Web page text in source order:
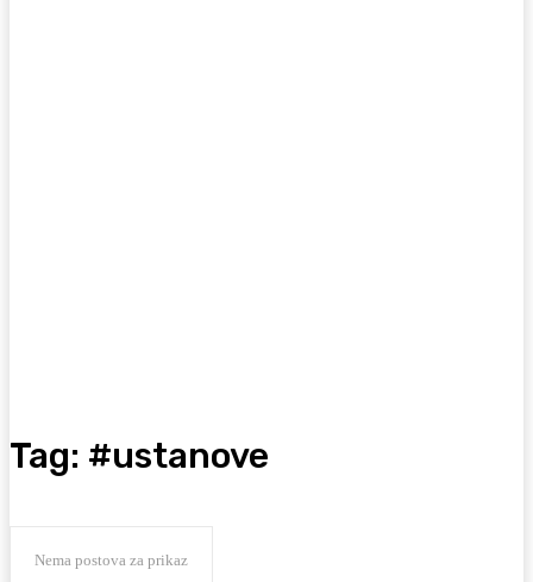
Tag: #ustanove
Nema postova za prikaz